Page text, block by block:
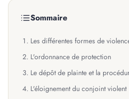
Sommaire
Les différentes formes de
L'ordonnance de protection
Le dépôt de plainte et la
L'éloignement du conjoint violent